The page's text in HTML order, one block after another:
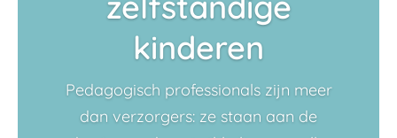
kinderen
Pedagogisch professionals zijn meer
dan verzorgers: ze staan aan de